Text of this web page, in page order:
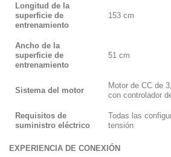
Longitud de la
superficie de
entrenamiento
153 cm
Ancho de la
superficie de
entrenamiento
51 cm
Sistema del motor
Motor de CC de
con controlador
Requisitos de
suministro eléctrico
Todas las
tensión
EXPERIENCIA DE CONEXIÓN